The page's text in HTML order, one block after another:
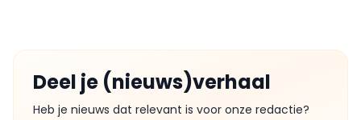
Deel je (nieuws)verhaal
Heb je nieuws dat relevant is voor onze redactie?